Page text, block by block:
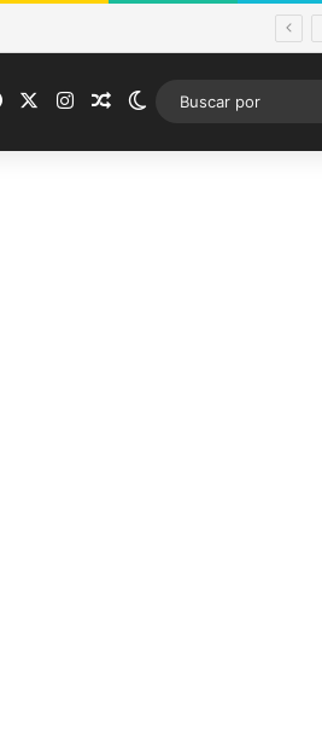
FacebookInstagramPublicación al azar
Switch skin